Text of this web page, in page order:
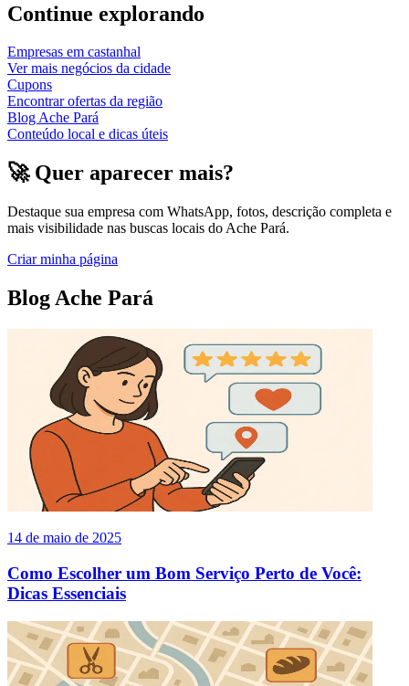
Continue explorando
Empresas em castanhal
Ver mais negócios da cidade
Cupons
Encontrar ofertas da região
Blog Ache Pará
Conteúdo local e dicas úteis
🚀 Quer aparecer mais?
Destaque sua empresa com WhatsApp, fotos, descrição completa e
mais visibilidade nas buscas locais do Ache Pará.
Criar minha página
Blog Ache Pará
14 de maio de 2025
Como Escolher um Bom Serviço Perto de Você:
Dicas Essenciais